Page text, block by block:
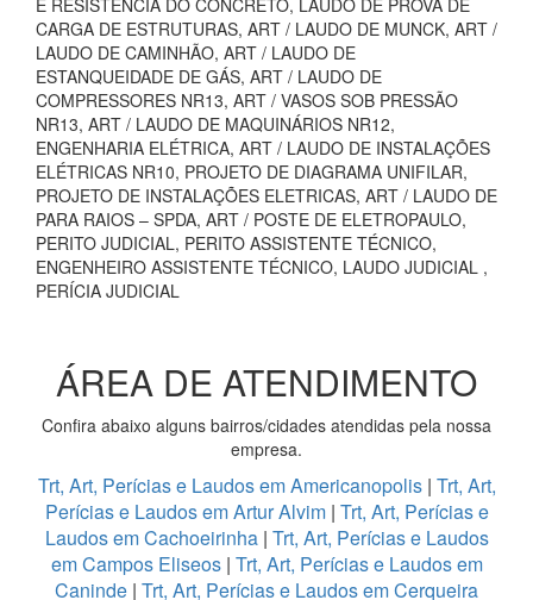
E RESISTÊNCIA DO CONCRETO, LAUDO DE PROVA DE
CARGA DE ESTRUTURAS, ART / LAUDO DE MUNCK, ART /
LAUDO DE CAMINHÃO, ART / LAUDO DE
ESTANQUEIDADE DE GÁS, ART / LAUDO DE
COMPRESSORES NR13, ART / VASOS SOB PRESSÃO
NR13, ART / LAUDO DE MAQUINÁRIOS NR12,
ENGENHARIA ELÉTRICA, ART / LAUDO DE INSTALAÇÕES
ELÉTRICAS NR10, PROJETO DE DIAGRAMA UNIFILAR,
PROJETO DE INSTALAÇÕES ELETRICAS, ART / LAUDO DE
PARA RAIOS – SPDA, ART / POSTE DE ELETROPAULO,
PERITO JUDICIAL, PERITO ASSISTENTE TÉCNICO,
ENGENHEIRO ASSISTENTE TÉCNICO, LAUDO JUDICIAL ,
PERÍCIA JUDICIAL
ÁREA DE ATENDIMENTO
Confira abaixo alguns bairros/cidades atendidas pela nossa
empresa.
Trt, Art, Perícias e Laudos em Americanopolis | Trt, Art,
Perícias e Laudos em Artur Alvim | Trt, Art, Perícias e
Laudos em Cachoeirinha| Trt, Art, Perícias e Laudos
em Campos Eliseos | Trt, Art, Perícias e Laudos em
Caninde | Trt, Art, Perícias e Laudos em Cerqueira